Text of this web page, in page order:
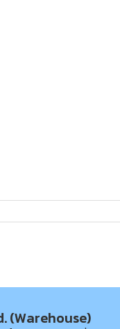
(Warehouse)